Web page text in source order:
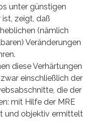
unter günstigen
zeigt, daß
(nämlich
Veränderungen
diese Verhärtungen
einschließlich der
die der
mit Hilfe der MRE
und objektiv ermittelt